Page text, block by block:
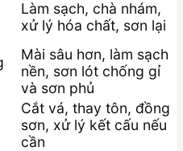
Làm sạch, chà nhám,
xử lý hóa chất, sơn lại
Mài sâu hơn, làm sạch
nền, sơn lót chống gỉ
và sơn phủ
Cắt vá, thay tôn, đồng
sơn, xử lý kết cấu nếu
cần